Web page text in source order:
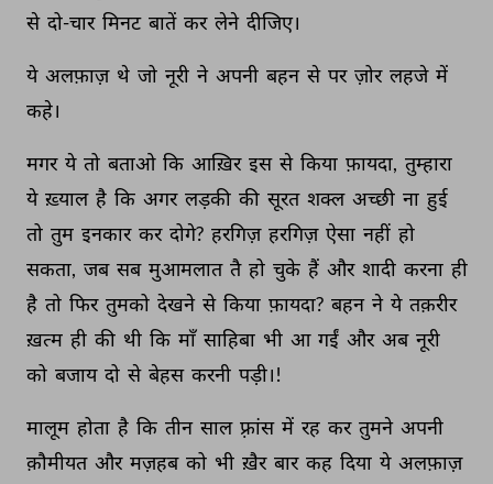
से दो-चार मिनट बातें कर लेने दीजिए।
ये अलफ़ाज़ थे जो नूरी ने अपनी बहन से पर ज़ोर लहजे में
कहे।
मगर ये तो बताओ कि आख़िर इस से किया फ़ायदा, तुम्हारा
ये ख़्याल है कि अगर लड़की की सूरत शक्ल अच्छी ना हुई
तो तुम इनकार कर दोगे? हरगिज़ हरगिज़ ऐसा नहीं हो
सकता, जब सब मुआमलात तै हो चुके हैं और शादी करना ही
है तो फिर तुमको देखने से किया फ़ायदा? बहन ने ये तक़रीर
ख़त्म ही की थी कि माँ साहिबा भी आ गईं और अब नूरी
को बजाय दो से बेहस करनी पड़ी।!
मालूम होता है कि तीन साल फ़्रांस में रह कर तुमने अपनी
क़ौमीयत और मज़हब को भी ख़ैर बार कह दिया ये अलफ़ाज़